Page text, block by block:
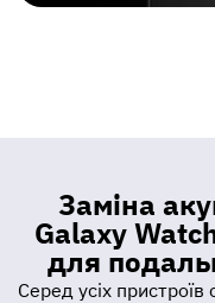
Заміна
Galaxy
для
Серед усіх